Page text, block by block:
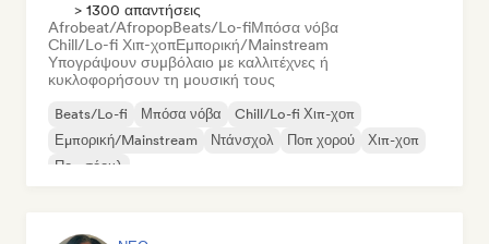
> 1300 απαντήσεις
Afrobeat/AfropopBeats/Lo-fiΜπόσα νόβα
Chill/Lo-fi Χιπ-χοπΕμπορική/Mainstream
Υπογράψουν συμβόλαιο με καλλιτέχνες ή
κυκλοφορήσουν τη μουσική τους
Beats/Lo-fi Μπόσα νόβα
Chill/Lo-fi Χιπ-χοπ
Εμπορική/Mainstream
Ντάνσχολ Ποπ χορού
Χιπ-χοπ
Ποπ σόουλ